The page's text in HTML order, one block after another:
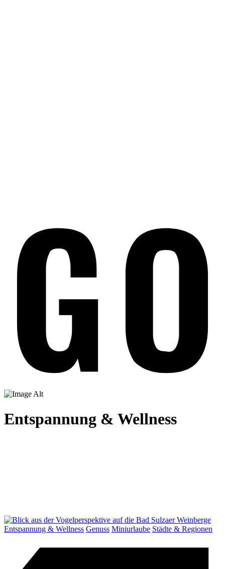
Entspannung & Wellness
Entspannung & Wellness Genuss Miniurlaube Städte & Regionen